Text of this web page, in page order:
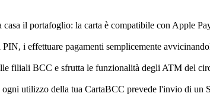
il portafoglio: la carta è compatibile con Apple
i effettuare pagamenti semplicemente
filiali BCC e sfrutta le funzionalità degli ATM del
utilizzo della tua CartaBCC prevede l'invio di